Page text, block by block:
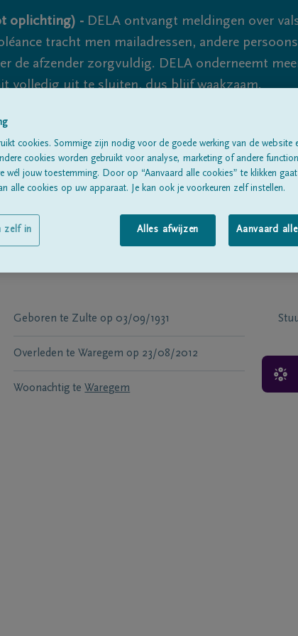
oplichting) - DELA ontvangt meldingen over
tracht men mailadressen, andere
de afzender zorgvuldig. DELA onderneemt
volledig uit te sluiten, dus blijf waakzaam.
Alle rouwberichtenOver ons
Geboren te Zulte op 03/09/1931
Overleden te Waregem op 23/08/2012
Woonachtig te Waregem
cookies. Sommige zijn nodig voor de goede werking van de website
cookies worden gebruikt voor analyse, marketing of andere
wél jouw toestemming. Door op “Aanvaard alle cookies” te klikken
alle cookies op uw apparaat. Je kan ook je voorkeuren zelf instellen.
Alles afwijzen Aanvaard
zelf in